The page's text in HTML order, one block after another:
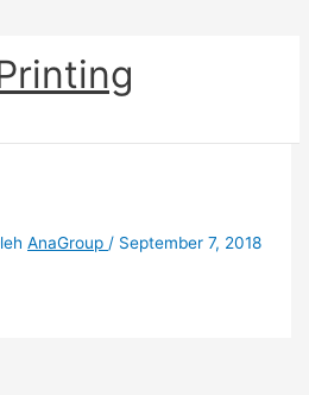
AnaGroup / September 7, 2018